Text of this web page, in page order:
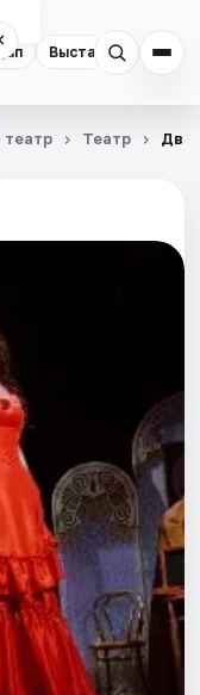
Выставки
театр Театр Две